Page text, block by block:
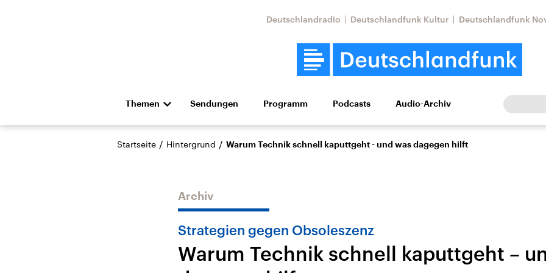
Deutschlandradio Deutschlandfunk Kultur Deutschlandfunk
Themen
Die Nachrichten Politik Wirtschaft Wissen Kultur Europa
Hörspiel und Feature Musik
Nahostkonflikt
Iran
Aktuelle Lage und
Faktenchecks
In unseren
Sendungen Programm Podcasts Audio-Archiv
Startseite / Hintergrund / Warum Technik schnell kaputtgeht - und was dagegen hilft
Archiv
Strategien gegen Obsoleszenz
Warum Technik schnell kaputtgeht –